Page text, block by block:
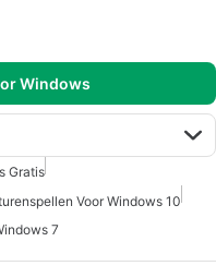
Windows
Gratis
Voor Windows 10
7